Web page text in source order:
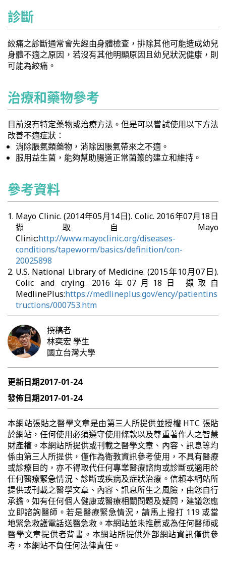
診斷
絞痛之診斷通常會先經由身體檢查，排除其他可能造成幼兒
身體不適之原因，若沒有其他明顯原因且幼兒狀況健康，則
可能為絞痛。
治療和藥物參考
目前沒有特定藥物或治療方法。但是可以嘗試使用以下方法
改善不適症狀：
消除脹氣類藥物，消除因脹氣帶來之不適。
服用益生菌，能夠幫助腸道正常菌叢的建立和維持。
參考資料
Mayo Clinic. (2014年05月14日). Colic. 2016年07月18日
擷取自 Mayo
Clinic:http://www.mayoclinic.org/diseases-
conditions/tapeworm/basics/definition/con-
20025898
U.S. National Library of Medicine. (2015年10月07日).
Colic and crying. 2016年07月18日 擷取自
MedlinePlus:https://medlineplus.gov/ency/patientins
tructions/000753.htm
撰稿者
林奕宏 學生
國立台灣大學
更新日期2017-01-24
發佈日期2017-01-24
本網站張貼之醫學文章是由第三人所提供並授權 HTC 張貼
於網站，任何使用必須遵守使用條款以及尊重著作人之智慧
財產權。本網站所提供或刊載之醫學文章、內容、訊息等均
係由第三人所提供，僅作為衛教資訊參考使用，不具有醫療
或診療目的，亦不得取代任何專業醫療諮詢或診斷或適用於
任何醫療緊急情況、診斷或疾病及症狀治療。信賴本網站所
提供或刊載之醫學文章、內容、訊息所生之風險，由您自行
承擔。如有任何個人健康或醫療相關問題及疑問，建議您應
立即諮詢醫師。若是醫療緊急情況，請馬上撥打 119 或當
地緊急救護電話送醫急救。本網站並未推薦或為任何醫師或
醫學文章提供者背書。本網站所提供外部網站資訊僅供參
考，本網站不負任何法律責任。